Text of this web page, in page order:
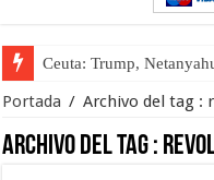
Ceuta: Trump,
Portada / Archivo del tag :
Archivo del tag :